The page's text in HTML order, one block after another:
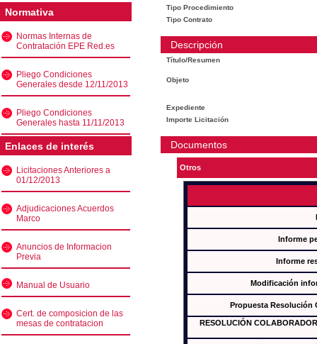
Normativa
Normas Internas de
Contratación EPE Red.es
Pliego Condiciones
Generales desde 12/11/2013
Pliego Condiciones
Generales hasta 11/11/2013
Enlaces de interés
Licitaciones Anteriores a
01/12/2013
Adjudicaciones Acuerdos
Marco
Anuncios de Informacion
Previa
Manual de Usuario
Cert. de composicion de las
mesas de contratacion
Tipo Procedimiento
Tipo Contrato
Descripción
Título/Resumen
Objeto
Expediente
Importe Licitación
Documentos
Otros
Informe
Informe
Modificación
Propuesta Resolución
RESOLUCIÓN